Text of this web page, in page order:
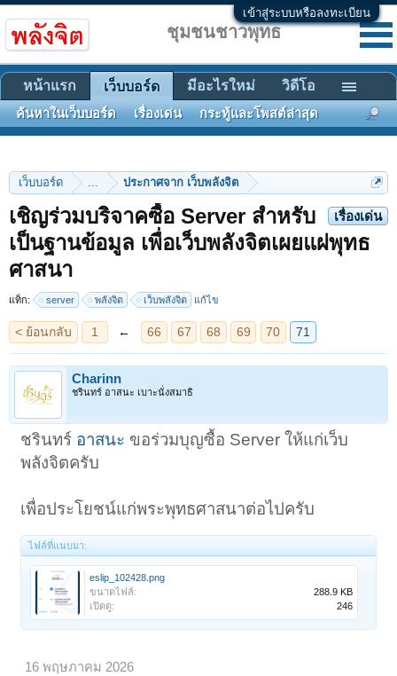
เข้าสู่ระบบหรือลงทะเบียน
เว็บบอร์ด ... ประกาศจาก เว็บพลังจิต
เรื่องเด่น
เชิญร่วมบริจาคซื้อ Server สำหรับ
เป็นฐานข้อมูล เพื่อเว็บพลังจิตเผยแผ่พุทธ
ศาสนา
แท็ก: server พลังจิต เว็บพลังจิต แก้ไข
< ย้อนกลับ 1 ← 66 67 68 69 70 71
Charinn
ชรินทร์ อาสนะ เบาะนั่งสมาธิ
ชรินทร์ อาสนะ ขอร่วมบุญซื้อ Server ให้แก่เว็บ
พลังจิตครับ
เพื่อประโยชน์แก่พระพุทธศาสนาต่อไปครับ
ไฟล์ที่แนบมา:
eslip_102428.png
ขนาดไฟล์:
288.9 KB
เปิดดู:
246
16 พฤษภาคม 2026
ชุมชนชาวพุทธ
หน้าแรก เว็บบอร์ด
ค้นหาในเว็บบอร์ด เรื่องเด่น กระทู้และโพสต์ล่าสุด
มีอะไรใหม่ วิดีโอ